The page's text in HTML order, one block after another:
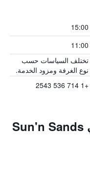
15:00
11:00
تختلف السياسات حسب
نوع الغرفة ومزود الخدمة.
+1 714 536 2543
المزايا ووسائل الراحة في Sun'n Sands